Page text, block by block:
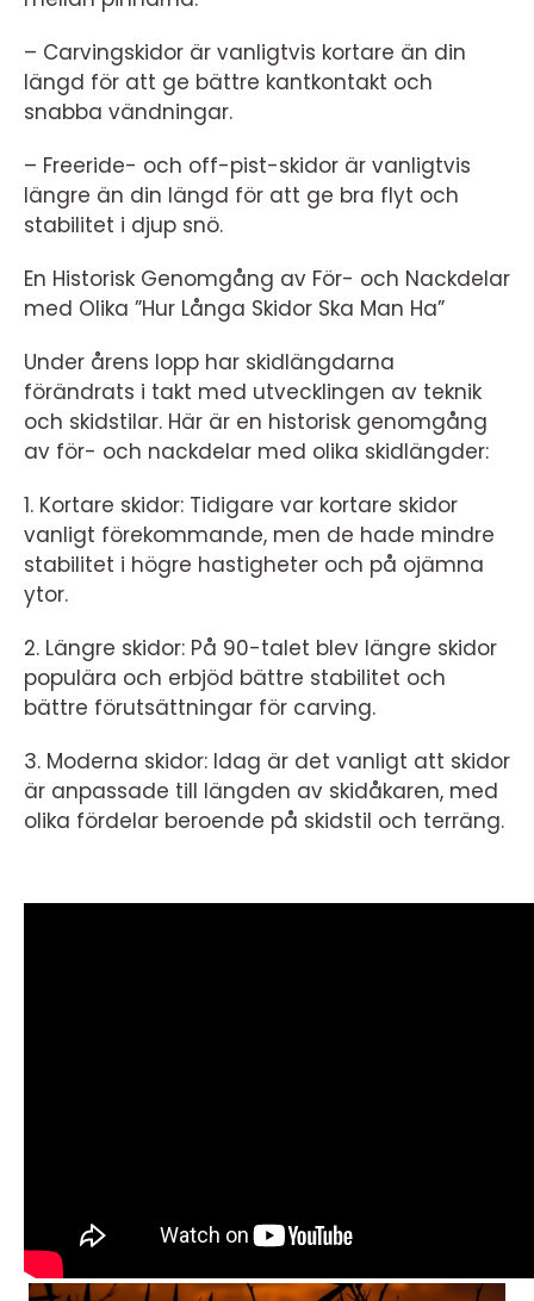
– Carvingskidor är vanligtvis kortare än din
längd för att ge bättre kantkontakt och
snabba vändningar.
– Freeride- och off-pist-skidor är vanligtvis
längre än din längd för att ge bra flyt och
stabilitet i djup snö.
En Historisk Genomgång av För- och Nackdelar
med Olika ”Hur Långa Skidor Ska Man Ha”
Under årens lopp har skidlängdarna
förändrats i takt med utvecklingen av teknik
och skidstilar. Här är en historisk genomgång
av för- och nackdelar med olika skidlängder:
1. Kortare skidor: Tidigare var kortare skidor
vanligt förekommande, men de hade mindre
stabilitet i högre hastigheter och på ojämna
ytor.
2. Längre skidor: På 90-talet blev längre skidor
populära och erbjöd bättre stabilitet och
bättre förutsättningar för carving.
3. Moderna skidor: Idag är det vanligt att skidor
är anpassade till längden av skidåkaren, med
olika fördelar beroende på skidstil och terräng.